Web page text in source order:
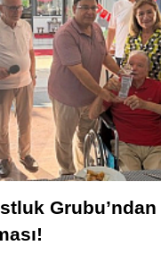
Grubu’ndan